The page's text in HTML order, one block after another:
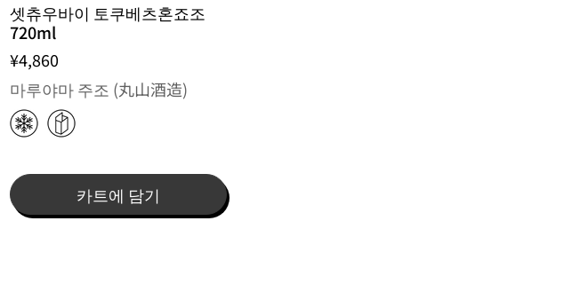
셋츄우바이 토쿠베츠혼죠조
720ml
¥4,860
마루야마 주조 (丸山酒造)
카트에 담기